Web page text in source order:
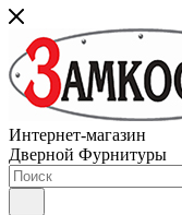
Интернет-магазин
Дверной Фурнитуры